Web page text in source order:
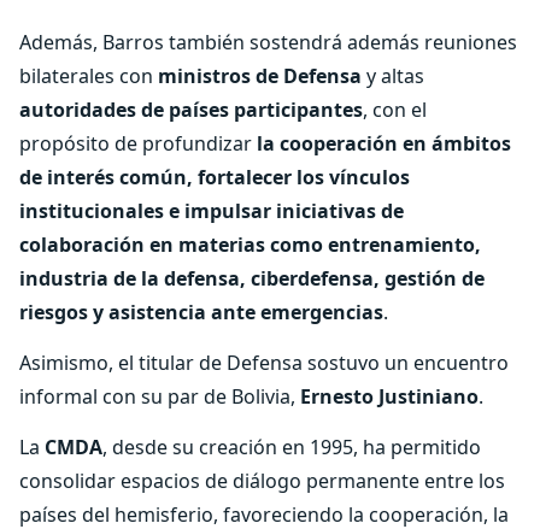
Además, Barros también sostendrá además reuniones
bilaterales con ministros de Defensa y altas
autoridades de países participantes, con el
propósito de profundizar la cooperación en ámbitos
de interés común, fortalecer los vínculos
institucionalese impulsar iniciativas de
colaboración en materias como entrenamiento,
industria de la defensa, ciberdefensa, gestión de
riesgos y asistencia ante emergencias.
Asimismo, el titular de Defensa sostuvo un encuentro
informal con su par de Bolivia, Ernesto Justiniano.
La CMDA, desde su creación en 1995, ha permitido
consolidar espacios de diálogo permanente entre los
países del hemisferio, favoreciendo la cooperación, la